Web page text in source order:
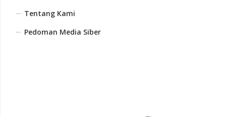
Tentang Kami
Pedoman Media Siber